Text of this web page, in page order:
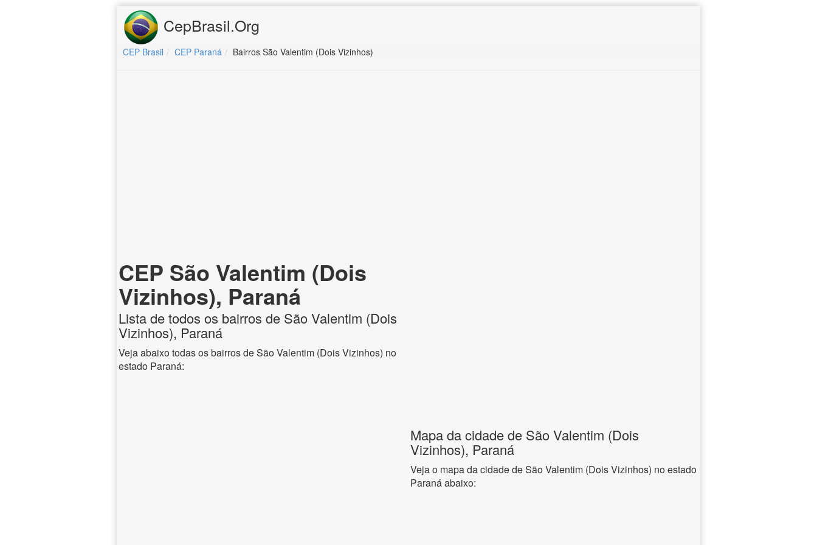
CepBrasil.Org
CEP Brasil CEP Paraná Bairros São Valentim (Dois Vizinhos)
CEP São Valentim (Dois
Vizinhos), Paraná
Lista de todos os bairros de São Valentim (Dois
Vizinhos), Paraná
Veja abaixo todas os bairros de São Valentim (Dois Vizinhos) no
estado Paraná:
Mapa da cidade de São Valentim (Dois
Vizinhos), Paraná
Veja o mapa da cidade de São Valentim (Dois Vizinhos) no estado
Paraná abaixo: